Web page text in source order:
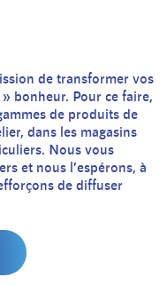
de transformer vos
bonheur. Pour ce faire,
de produits de
dans les magasins
Nous vous
et nous l’espérons, à
de diffuser